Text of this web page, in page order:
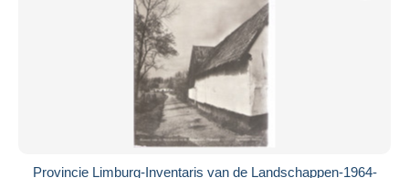
Provincie Limburg-Inventaris van de Landschappen-1964-